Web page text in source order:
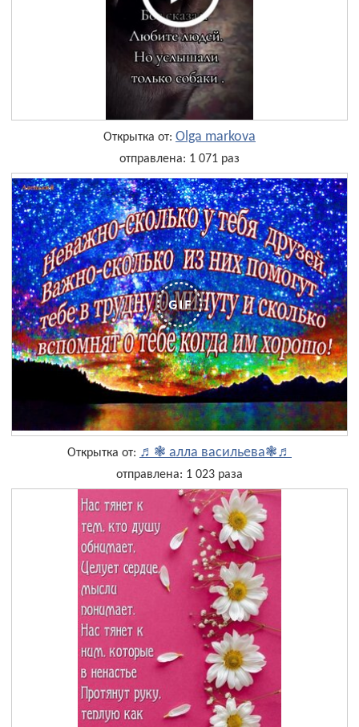
Открытка от: Olga markova
отправлена: 1 071 раз
Открытка от: ♬❃ алла васильева❃♬
отправлена: 1 023 раза